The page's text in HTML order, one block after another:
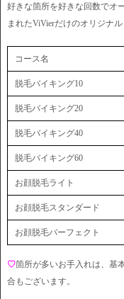
好きな箇所を好きな回数でオ
まれたViVierだけのオリジナル
コース名
脱毛バイキング10
脱毛バイキング20
脱毛バイキング40
脱毛バイキング60
お顔脱毛ライト
お顔脱毛スタンダード
お顔脱毛パーフェクト
♡箇所が多いお手入れは、基
合もございます。